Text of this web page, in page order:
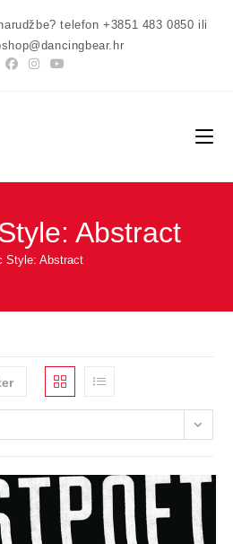
telefon +3851 483 0850 ili
Abstract
Style: Abstract